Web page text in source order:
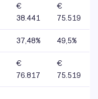
€
38.441
€
75.519
37,48% 49,5%
€
76.817
€
75.519